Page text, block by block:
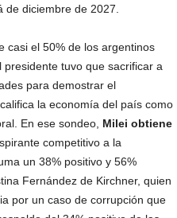
de diciembre de 2027.
casi el 50% de los argentinos
tuvo que sacrificar a
para demostrar el
la economía del país como
En ese sondeo, Milei obtiene
competitivo a la
un 38% positivo y 56%
Fernández de Kirchner, quien
por un caso de corrupción que